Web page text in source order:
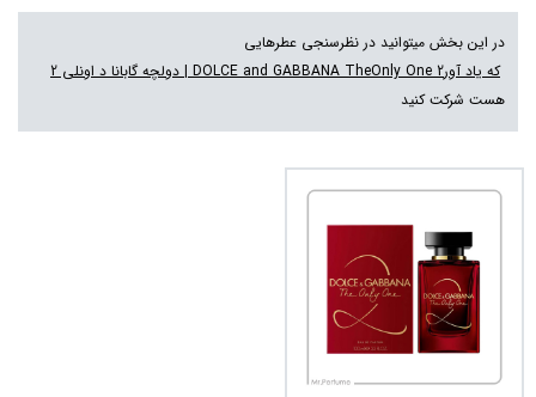
در این بخش میتوانید در نظرسنجی عطرهایی
که یاد آورDOLCE and GABBANA TheOnly One 2 | دولچه گابانا د اونلی 2
هست شرکت کنید